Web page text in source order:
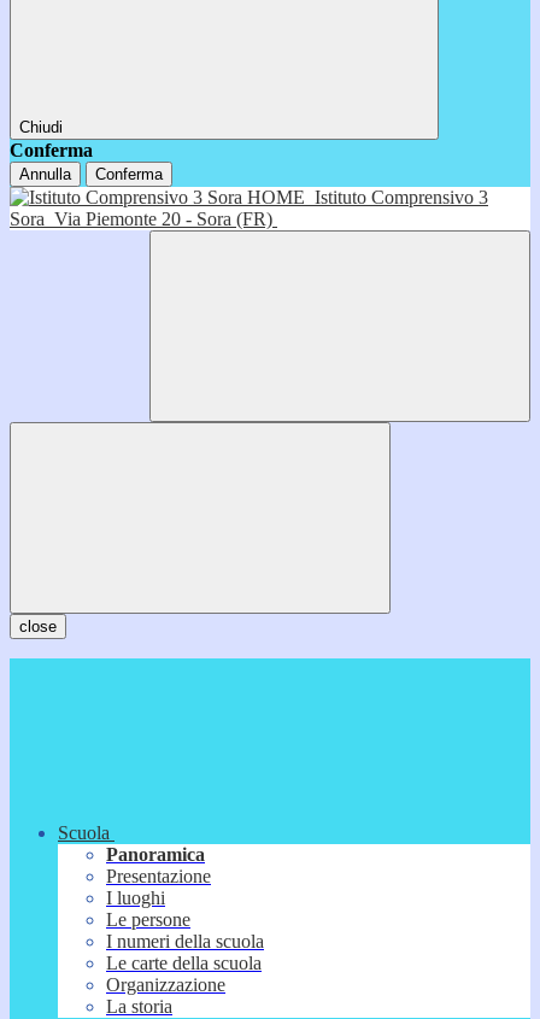
Chiudi
Conferma
Annulla Conferma
HOME Istituto Comprensivo 3
Sora Via Piemonte 20 - Sora (FR)
close
Scuola
Panoramica
Presentazione
I luoghi
Le persone
I numeri della scuola
Le carte della scuola
Organizzazione
La storia